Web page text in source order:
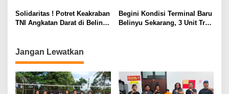
Solidaritas ! Potret Keakraban
TNI Angkatan Darat di Belinyu
​Begini Kondisi Terminal Baru
Belinyu Sekarang, 3 Unit Truk
Jangan Lewatkan